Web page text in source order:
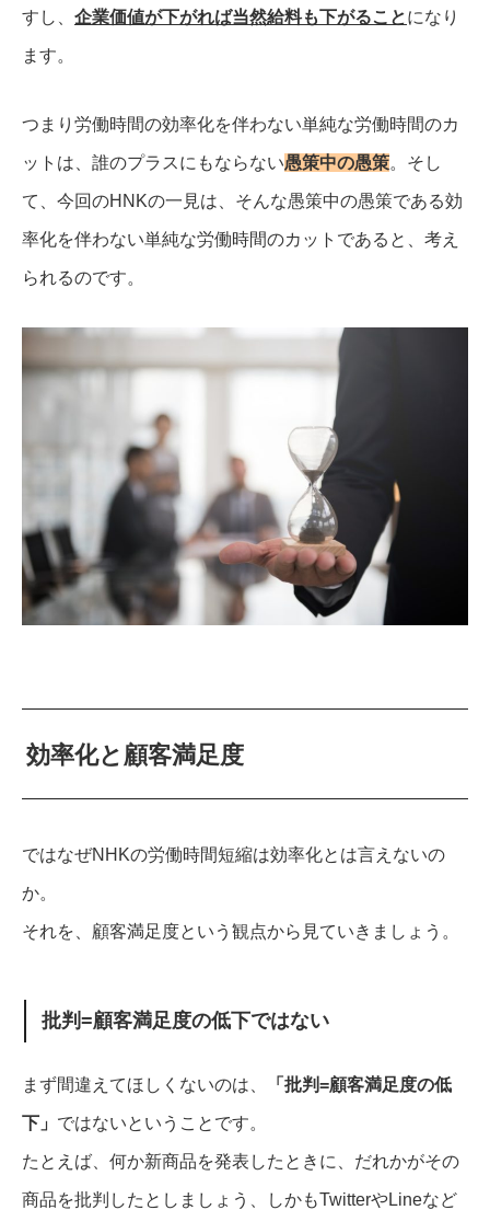
すし、 企業価値が下がれば当然給料も下がることになり
ます。
つまり労働時間の効率化を伴わない単純な労働時間のカ
ットは、誰のプラスにもならない愚策中の愚策。 そし
て、今回のHNKの一見は、そんな愚策中の愚策である効
率化を伴わない単純な労働時間のカットであると、考え
られるのです。
効率化と顧客満足度
ではなぜNHKの労働時間短縮は効率化とは言えないの
か。
それを、顧客満足度という観点から見ていきましょう。
批判=顧客満足度の低下ではない
まず間違えてほしくないのは、 「批判=顧客満足度の低
下」 ではないということです。
たとえば、何か新商品を発表したときに、だれかがその
商品を批判したとしましょう、しかもTwitterやLineなど